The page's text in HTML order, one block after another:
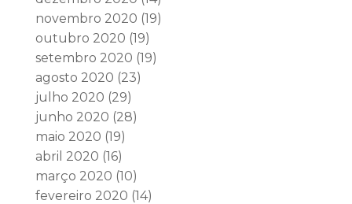
novembro 2020 (19)
outubro 2020 (19)
setembro 2020 (19)
agosto 2020 (23)
julho 2020 (29)
junho 2020 (28)
maio 2020 (19)
abril 2020 (16)
março 2020 (10)
fevereiro 2020 (14)